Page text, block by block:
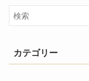
カテゴリー